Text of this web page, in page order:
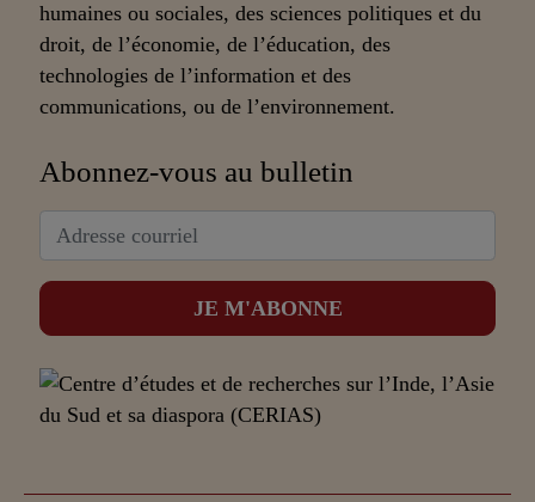
humaines ou sociales, des sciences politiques et du
droit, de l’économie, de l’éducation, des
technologies de l’information et des
communications, ou de l’environnement.
Abonnez-vous au bulletin